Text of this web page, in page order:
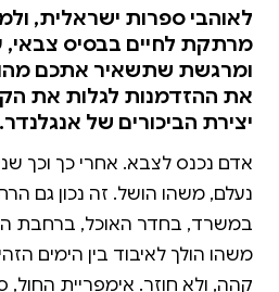
לאוהבי ספרות ישראלית,
מרתקת לחיים בבסיס
ומרגשת שתשאיר אתכם
את ההזדמנות לגלות את
יצירת הביכורים של אנגלנדר.
אדם נכנס לצבא. אחרי כך וכך
נעלם, משהו הושל. זה נכון גם
במשרד, בחדר האוכל, ברחבת
משהו הולך לאיבוד בין הימים
קהה, ולא חוזר. אימפריית החול,